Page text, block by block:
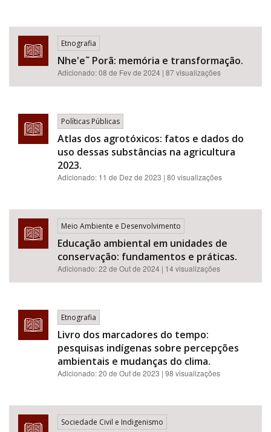
Etnografia
Nhe'e˜ Porã: memória e transformação.
Adicionado:08 de Fev de 2024 | 87 visualizações
Políticas Públicas
Atlas dos agrotóxicos: fatos e dados do
uso dessas substâncias na agricultura
2023.
Adicionado: 11 de Dez de 2023 | 80 visualizações
Meio Ambiente e Desenvolvimento
Educação ambiental em unidades de
conservação: fundamentos e práticas.
Adicionado:22 de Out de 2024 | 14 visualizações
Etnografia
Livro dos marcadores do tempo:
pesquisas indígenas sobre percepções
ambientais e mudanças do clima.
Adicionado:20 de Out de 2023 | 98 visualizações
Sociedade Civil e Indigenismo